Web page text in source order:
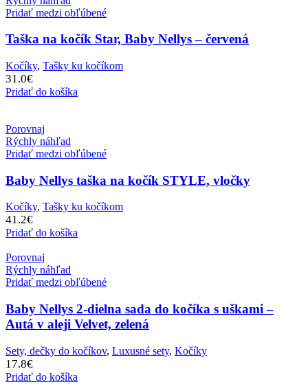
Pridať medzi obľúbené
Taška na kočík Star, Baby Nellys – červená
Kočíky, Tašky ku kočíkom
31.0€
Pridať do košíka
Porovnaj
Rýchly náhľad
Pridať medzi obľúbené
Baby Nellys taška na kočík STYLE, vločky
Kočíky, Tašky ku kočíkom
41.2€
Pridať do košíka
Porovnaj
Rýchly náhľad
Pridať medzi obľúbené
Baby Nellys 2-dielna sada do kočíka s uškami –
Autá v aleji Velvet, zelená
Sety, dečky do kočíkov, Luxusné sety, Kočíky
17.8€
Pridať do košíka